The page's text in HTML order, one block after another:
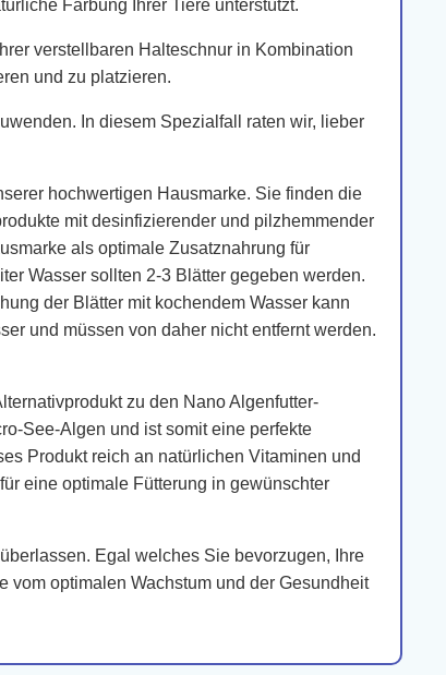
Färbung Ihrer Tiere unterstützt.
verstellbaren Halteschnur in Kombination
und zu platzieren.
In diesem Spezialfall raten wir, lieber
hochwertigen Hausmarke. Sie finden die
mit desinfizierender und pilzhemmender
als optimale Zusatznahrung für
Wasser sollten 2-3 Blätter gegeben werden.
der Blätter mit kochendem Wasser kann
und müssen von daher nicht entfernt werden.
zu den Nano Algenfutter-
See-Algen und ist somit eine perfekte
Produkt reich an natürlichen Vitaminen und
eine optimale Fütterung in gewünschter
Egal welches Sie bevorzugen, Ihre
vom optimalen Wachstum und der Gesundheit